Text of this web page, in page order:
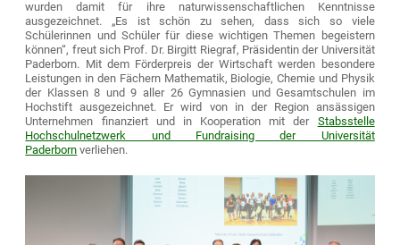
wurden damit für ihre naturwissenschaftlichen Kenntnisse
ausgezeichnet. „Es ist schön zu sehen, dass sich so viele
Schülerinnen und Schüler für diese wichtigen Themen begeistern
können“, freut sich Prof. Dr. Birgitt Riegraf, Präsidentin der Universität
Paderborn. Mit dem Förderpreis der Wirtschaft werden besondere
Leistungen in den Fächern Mathematik, Biologie, Chemie und Physik
der Klassen 8 und 9 aller 26 Gymnasien und Gesamtschulen im
Hochstift ausgezeichnet. Er wird von in der Region ansässigen
Unternehmen finanziert und in Kooperation mit der
Stabsstelle
Hochschulnetzwerk und Fundraising der Universität
Paderborn verliehen.